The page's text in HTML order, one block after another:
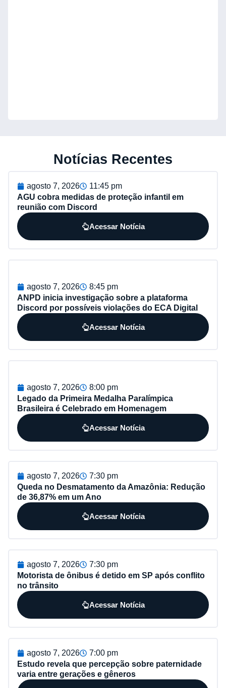
Notícias Recentes
agosto 7, 2026
11:45 pm
AGU cobra medidas de proteção infantil em
reunião com Discord
Acessar Notícia
agosto 7, 2026
8:45 pm
ANPD inicia investigação sobre a plataforma
Discord por possíveis violações do ECA Digital
Acessar Notícia
agosto 7, 2026
8:00 pm
Legado da Primeira Medalha Paralímpica
Brasileira é Celebrado em Homenagem
Acessar Notícia
agosto 7, 2026
7:30 pm
Queda no Desmatamento da Amazônia: Redução
de 36,87% em um Ano
Acessar Notícia
agosto 7, 2026
7:30 pm
Motorista de ônibus é detido em SP após conflito
no trânsito
Acessar Notícia
agosto 7, 2026
7:00 pm
Estudo revela que percepção sobre paternidade
varia entre gerações e gêneros